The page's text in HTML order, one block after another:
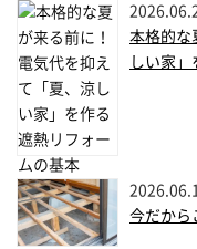
本格的な
しい家
今だから